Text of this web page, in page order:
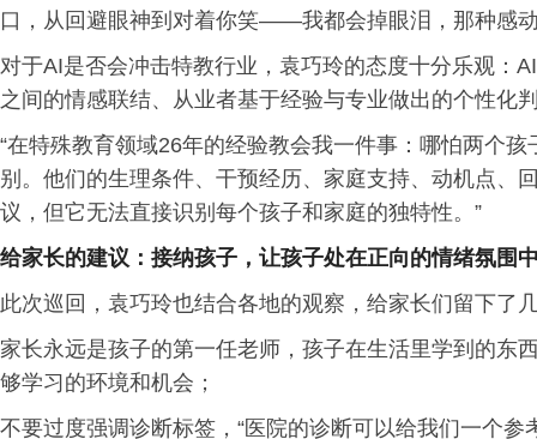
口，从回避眼神到对着你笑——我都会掉眼泪，那种感
对于AI是否会冲击特教行业，袁巧玲的态度十分乐观：
之间的情感联结、从业者基于经验与专业做出的个性化
“在特殊教育领域26年的经验教会我一件事：哪怕两个
别。他们的生理条件、干预经历、家庭支持、动机点、
议，但它无法直接识别每个孩子和家庭的独特性。”
给家长的建议： 接纳孩子， 让孩子处在正向的情绪氛围
此次巡回，袁巧玲也结合各地的观察，给家长们留下了
家长永远是孩子的第一任老师，孩子在生活里学到的东
够学习的环境和机会；
不要过度强调诊断标签，“医院的诊断可以给我们一个